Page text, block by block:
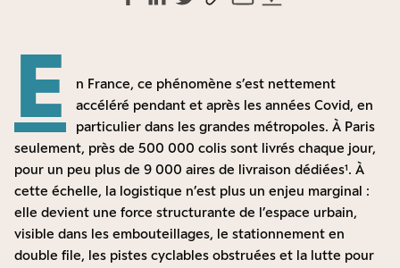
E
n France, ce phénomène s’est nettement
accéléré pendant et après les années Covid, en
particulier dans les grandes métropoles. À Paris
seulement, près de 500 000 colis sont livrés chaque jour,
pour un peu plus de 9 000 aires de livraison dédiées¹. À
cette échelle, la logistique n’est plus un enjeu marginal :
elle devient une force structurante de l’espace urbain,
visible dans les embouteillages, le stationnement en
double file, les pistes cyclables obstruées et la lutte pour